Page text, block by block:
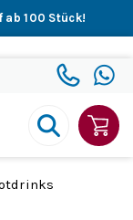
100 Stück!